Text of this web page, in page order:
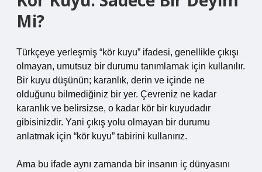
Mi?
Türkçeye yerleşmiş “kör kuyu” ifadesi, genellikle çıkışı
olmayan, umutsuz bir durumu tanımlamak için kullanılır.
Bir kuyu düşünün; karanlık, derin ve içinde ne
olduğunu bilmediğiniz bir yer. Çevreniz ne kadar
karanlık ve belirsizse, o kadar kör bir kuyudadır
gibisinizdir. Yani çıkış yolu olmayan bir durumu
anlatmak için “kör kuyu” tabirini kullanırız.
Ama bu ifade aynı zamanda bir insanın iç dünyasını